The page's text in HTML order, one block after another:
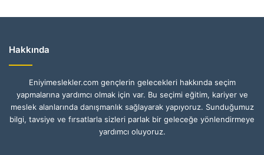
Hakkında
Eniyimeslekler.com gençlerin gelecekleri hakkında seçim
yapmalarına yardımcı olmak için var. Bu seçimi eğitim, kariyer ve
meslek alanlarında danışmanlık sağlayarak yapıyoruz. Sunduğumuz
bilgi, tavsiye ve fırsatlarla sizleri parlak bir geleceğe yönlendirmeye
yardımcı oluyoruz.